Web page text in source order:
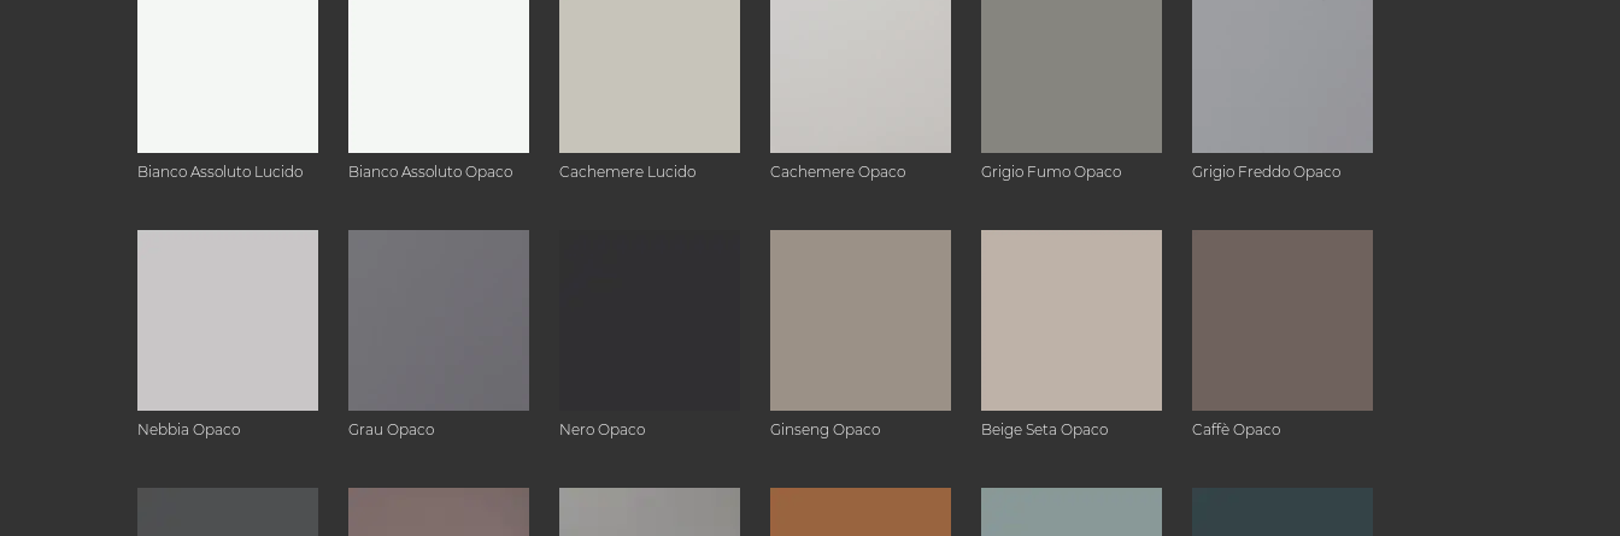
Bianco Assoluto Lucido Bianco Assoluto Opaco Cachemere Lucido Cachemere Opaco Grigio Fumo Opaco Grigio Freddo Opaco
Nebbia Opaco Grau Opaco Nero Opaco Ginseng Opaco Beige Seta Opaco Caffè Opaco